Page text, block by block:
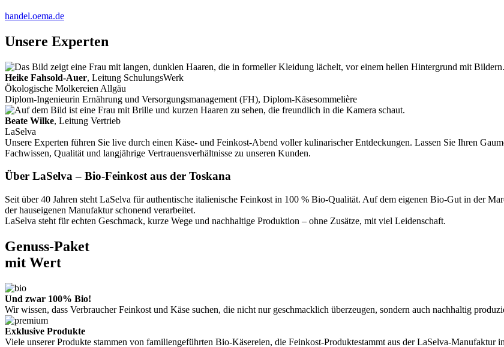
handel.oema.de
Unsere Experten
Heike Fahsold-Auer, Leitung SchulungsWerk
Ökologische Molkereien Allgäu
Diplom-Ingenieurin Ernährung und Versorgungsmanagement (FH), Diplom-Käsesommelière
Beate Wilke, Leitung Vertrieb
LaSelva
Unsere Experten führen Sie live durch einen Käse- und Feinkost-Abend voller kulinarischer Entdeckungen. Lassen Sie Ihren
Fachwissen, Qualität und langjährige Vertrauensverhältnisse zu unseren Kunden.
Über LaSelva – Bio-Feinkost aus der Toskana
Seit über 40 Jahren steht LaSelva für authentische italienische Feinkost in 100 % Bio-Qualität. Auf dem eigenen Bio-Gut in der
der hauseigenen Manufaktur schonend verarbeitet.
LaSelva steht für echten Geschmack, kurze Wege und nachhaltige Produktion – ohne Zusätze, mit viel Leidenschaft.
Genuss-Paket
mit Wert
Und zwar 100% Bio!
Wir wissen, dass Verbraucher Feinkost und Käse suchen, die nicht nur geschmacklich überzeugen, sondern auch nachhaltig
Exklusive Produkte
Viele unserer Produkte stammen von familiengeführten Bio-Käsereien, die Feinkost-Produktestammt aus der LaSelva-